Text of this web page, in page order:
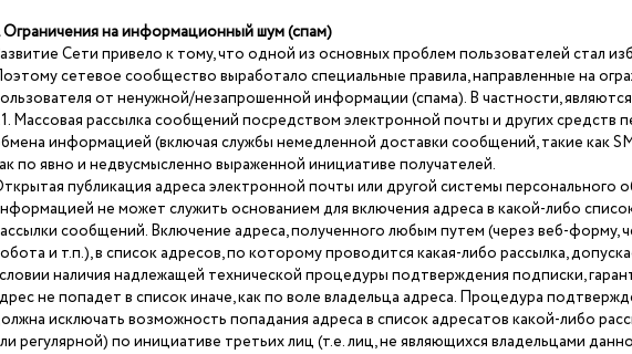
Ограничения на информационный шум (спам)
Сети привело к тому, что одной из основных проблем пользователей стал
сетевое сообщество выработало специальные правила, направленные на
от ненужной/незапрошенной информации (спама). В частности,
Массовая рассылка сообщений посредством электронной почты и других средств
информацией (включая службы немедленной доставки сообщений, такие как
по явно и недвусмысленно выраженной инициативе получателей.
публикация адреса электронной почты или другой системы персонального
не может служить основанием для включения адреса в какой-либо
сообщений. Включение адреса, полученного любым путем (через веб-форму,
и т.п.), в список адресов, по которому проводится какая-либо рассылка,
наличия надлежащей технической процедуры подтверждения подписки,
не попадет в список иначе, как по воле владельца адреса. Процедура
исключать возможность попадания адреса в список адресатов какой-либо
регулярной) по инициативе третьих лиц (т.е. лиц, не являющихся владельцами